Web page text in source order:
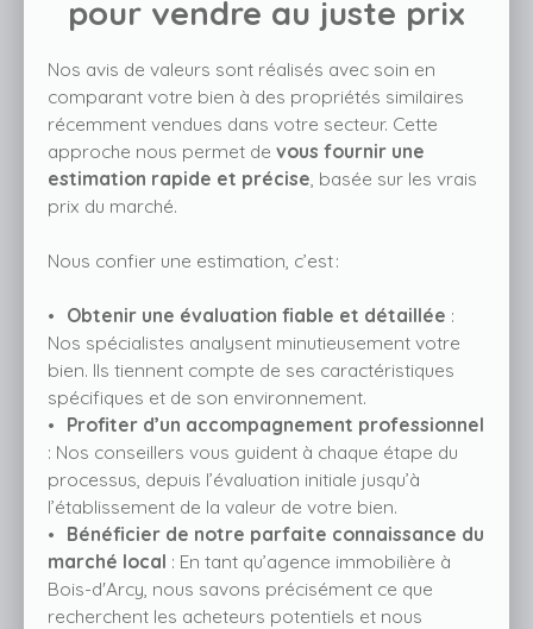
pour vendre au juste prix
Nos avis de valeurs sont réalisés avec soin en
comparant votre bien à des propriétés similaires
récemment vendues dans votre secteur. Cette
approche nous permet de vous fournir une
estimation rapide et précise, basée sur les vrais
prix du marché.
Nous confier une estimation, c’est :
Obtenir une évaluation fiable et détaillée :
Nos spécialistes analysent minutieusement votre
bien. Ils tiennent compte de ses caractéristiques
spécifiques et de son environnement.
Profiter d’un accompagnement professionnel
: Nos conseillers vous guident à chaque étape du
processus, depuis l’évaluation initiale jusqu’à
l’établissement de la valeur de votre bien.
Bénéficier de notre parfaite connaissance du
marché local : En tant qu’agence immobilière à
Bois-d'Arcy, nous savons précisément ce que
recherchent les acheteurs potentiels et nous